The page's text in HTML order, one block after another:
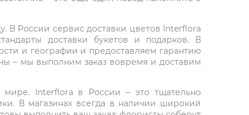
В России сервис доставки цветов Interflora
доставки букетов и подарков. В
и географии и предоставляем гарантию
– мы выполним заказ вовремя и доставим
мире. Interflora в России – это тщательно
В магазинах всегда в наличии широкий